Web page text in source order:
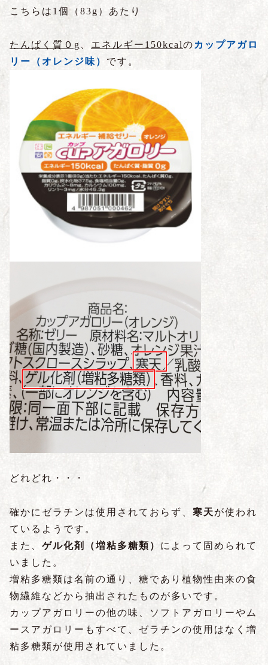
こちらは1個（83g）あたり
たんぱく質０g、 エネルギー150kcalの カップアガロ
リー（オレンジ味） です。
どれどれ・・・
確かにゼラチンは使用されておらず、 寒天が使われ
ているようです。
また、 ゲル化剤（増粘多糖類） によって固められて
いました。
増粘多糖類は名前の通り、糖であり植物性由来の食
物繊維などから抽出されたものが多いです。
カップアガロリーの他の味、ソフトアガロリーやム
ースアガロリーもすべて、ゼラチンの使用はなく増
粘多糖類が使用されていました。